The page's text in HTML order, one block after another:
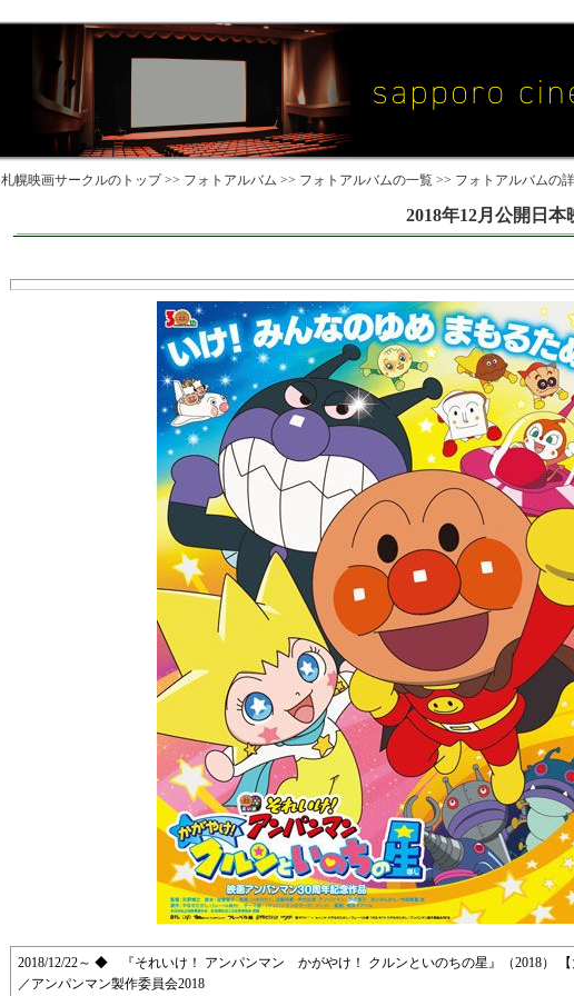
札幌映画サークルのトップ >> フォトアルバム >> フォトアルバムの一覧 >> フォトアルバムの
2018年12月公開日本
2018/12/22～ ◆ 『それいけ！ アンパンマン かがやけ！ クルンといのちの星』（2018） 【
／アンパンマン製作委員会2018